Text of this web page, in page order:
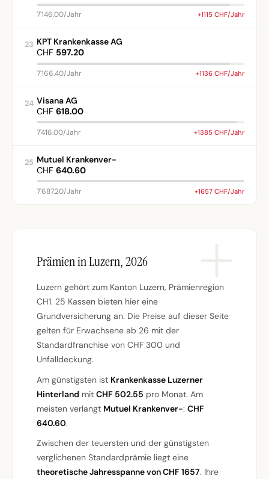
7'146.00/Jahr +1115 CHF/Jahr
23 KPT Krankenkasse AG
CHF 597.20
7'166.40/Jahr +1136 CHF/Jahr
24 Visana AG
CHF 618.00
7'416.00/Jahr +1385 CHF/Jahr
25 Mutuel Krankenver-
CHF 640.60
7'687.20/Jahr +1657 CHF/Jahr
Prämien in Luzern, 2026
Luzern gehört zum Kanton Luzern, Prämienregion
CH1. 25 Kassen bieten hier eine
Grundversicherung an. Die Preise auf dieser Seite
gelten für Erwachsene ab 26 mit der
Standardfranchise von CHF 300 und
Unfalldeckung.
Am günstigsten ist Krankenkasse Luzerner
Hinterland mit CHF 502.55 pro Monat. Am
meisten verlangt Mutuel Krankenver-: CHF
640.60.
Zwischen der teuersten und der günstigsten
verglichenen Standardprämie liegt eine
theoretische Jahresspanne von CHF 1657. Ihre